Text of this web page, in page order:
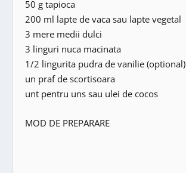
50 g tapioca
200 ml lapte de vaca sau lapte vegetal
3 mere medii dulci
3 linguri nuca macinata
1/2 lingurita pudra de vanilie (optional)
un praf de scortisoara
unt pentru uns sau ulei de cocos
MOD DE PREPARARE